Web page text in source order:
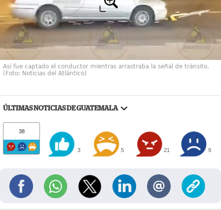
Así fue captado el conductor mientras arrastraba la señal de tránsito.
(Foto: Noticias del Atlántico)
ÚLTIMAS NOTICIAS DE GUATEMALA
38
3 5 21 9